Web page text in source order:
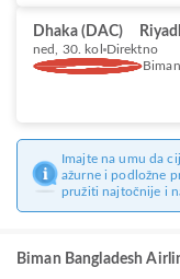
Dhaka (DAC)
ned, 30. kol Direktno
Imajte na umu da
ažurne i podložne
pružiti najtočnije i
Biman Bangladesh